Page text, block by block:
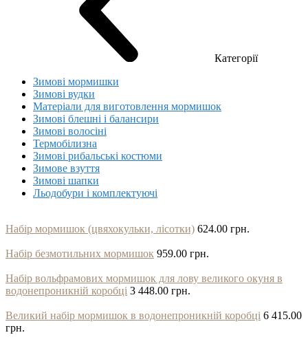
Категорії
Зимові мормишки
Зимові вудки
Матеріали для виготовлення мормишок
Зимові блешні і балансири
Зимові волосіні
Термобілизна
Зимові рибальські костюми
Зимове взуття
Зимові шапки
Льодобури і комплектуючі
Набір мормишок (цвяхокульки, лісотки) 624.00 грн.
Набір безмотильних мормишок 959.00 грн.
Набір вольфрамових мормишок для лову великого окуня в
водонепроникній коробці 3 448.00 грн.
Великий набір мормишок в водонепроникній коробці 6 415.00
грн.